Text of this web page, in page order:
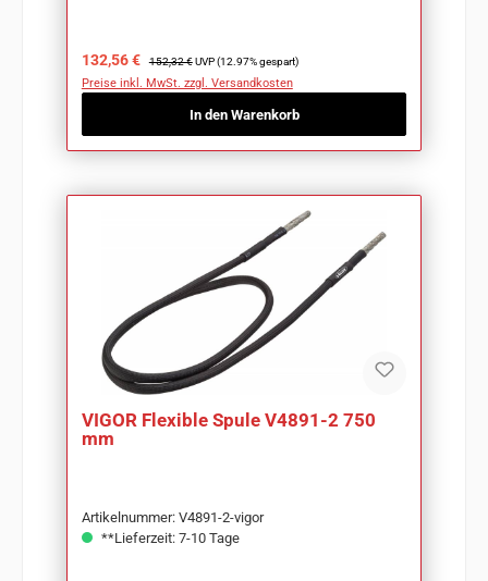
Verkaufspreis:
132,56 € Regulärer Preis:
152,32 € UVP (12.97% gespart)
Preise inkl. MwSt. zzgl. Versandkosten
In den Warenkorb
VIGOR Flexible Spule V4891-2 750
mm
Artikelnummer: V4891-2-vigor
**Lieferzeit: 7-10 Tage